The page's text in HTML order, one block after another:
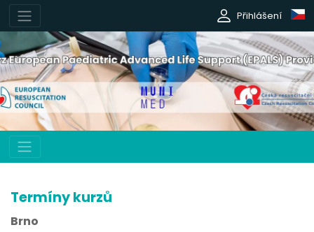
Přihlášení
Termíny kurzů
Brno